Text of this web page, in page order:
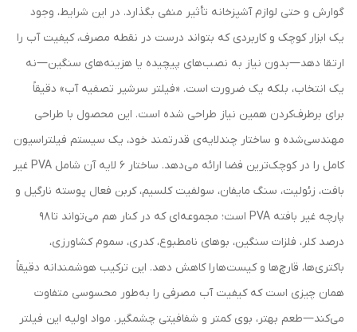
گوارش و حتی لوازم آشپزخانه تأثیر منفی بگذارد. در این شرایط، وجود
یک ابزار کوچک و کاربردی که بتواند درست در نقطه مصرف، کیفیت آب را
ارتقا دهد—بدون نیاز به نصب‌های پیچیده یا هزینه‌های سنگین—نه
یک انتخاب، بلکه یک ضرورت است. «فیلتر سرشیر تصفیه آب» دقیقاً
برای برطرف‌کردن همین نیاز طراحی شده است. این محصول با طراحی
مهندسی‌شده و ساختار چندلایه‌ی قدرتمند خود، یک سیستم فیلتراسیون
کامل را در کوچک‌ترین فضا ارائه می‌دهد. ساختار 6 لایه آن شامل PVA غیر
بافت، زئولیت، سنگ مایفان، سولفیت کلسیم، کربن فعال پوسته نارگیل و
پارچه غیر بافته PVA است؛ مجموعه‌ای که در کنار هم می‌تواند تا 98
درصد کلر، فلزات سنگین، بوهای نامطبوع، کدری، سموم کشاورزی،
باکتری‌ها، قارچ‌ها و کیست‌ها را کاهش دهد. این ترکیب هوشمندانه دقیقاً
همان چیزی است که کیفیت آب مصرفی را به‌طور محسوسی متفاوت
می‌کند—طعم بهتر، بوی کمتر و شفافیتی چشمگیر. مواد اولیه این فیلتر